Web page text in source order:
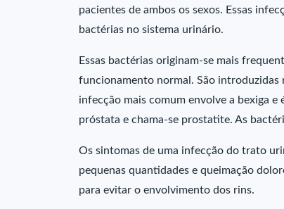
pacientes de ambos os sexos. Essas
bactérias no sistema urinário.
Essas bactérias originam-se mais
funcionamento normal. São introduzidas
infecção mais comum envolve a bexiga
próstata e chama-se prostatite. As
Os sintomas de uma infecção do trato
pequenas quantidades e queimação
para evitar o envolvimento dos rins.